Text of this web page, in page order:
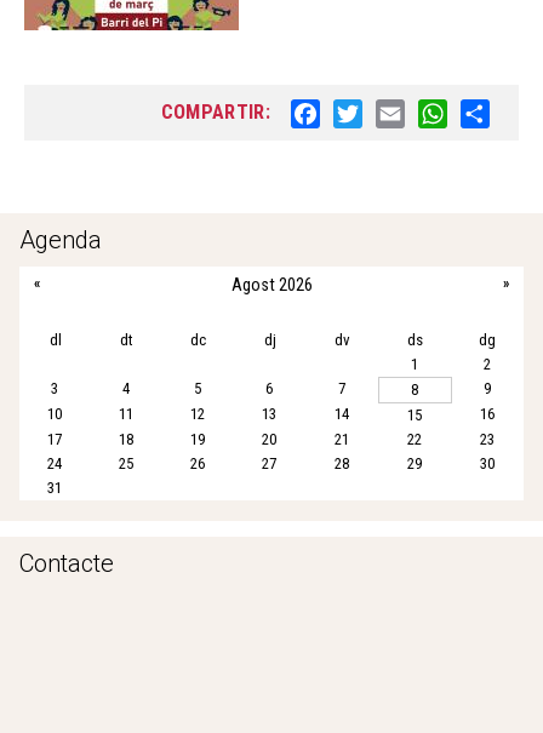
COMPARTIR:
Agenda
Agost 2026
« »
dl dt dc dj dv ds
dg
1
2
3
4 5 6 7 8
9
10
11 12 13 14 15
16
17
18 19 20 21 22
23
24
25 26 27 28 29
30
31
Contacte